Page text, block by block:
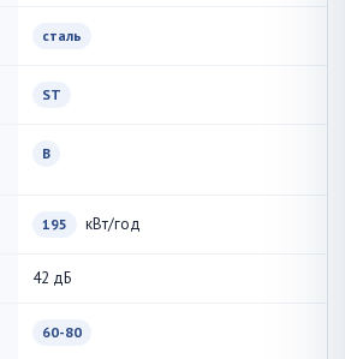
сталь
ST
B
195 кВт/год
42 дБ
60-80